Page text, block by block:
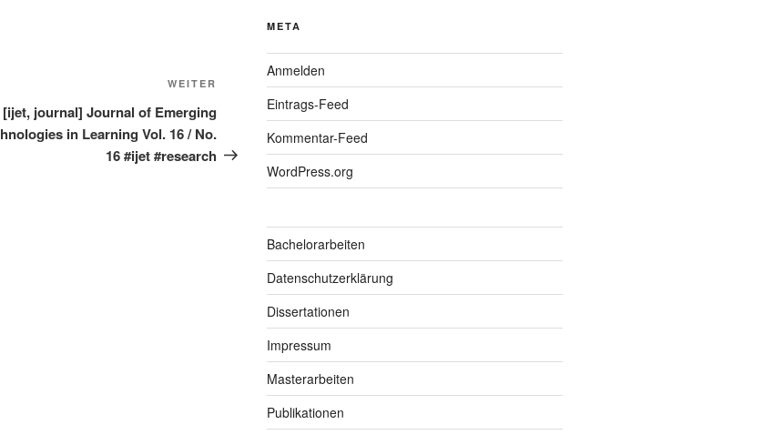
Nächster
WEITER
[ijet, journal] Journal of Emerging
in Learning Vol. 16 / No.
16 #ijet #research
META
Anmelden
Eintrags-Feed
Kommentar-Feed
WordPress.org
Bachelorarbeiten
Datenschutzerklärung
Dissertationen
Impressum
Masterarbeiten
Publikationen